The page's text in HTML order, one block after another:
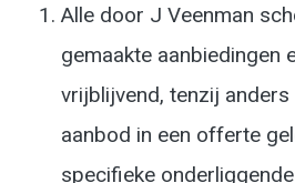
Alle door J Veenman
gemaakte aanbiedingen
vrijblijvend, tenzij
aanbod in een offerte
specifieke